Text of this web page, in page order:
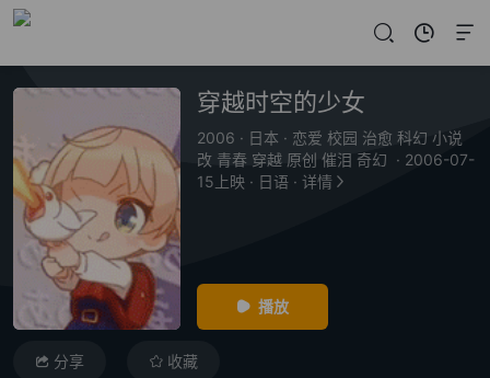
穿越时空的少女
2006 · 日本 · 恋爱 校园 治愈 科幻 小说
改 青春 穿越 原创 催泪 奇幻 · 2006-07-
15上映 · 日语 · 详情
播放
分享 收藏